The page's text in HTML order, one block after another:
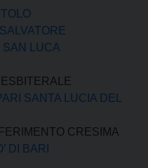
SAN LUCA
SANTA LUCIA DEL
CRESIMA
DI BARI